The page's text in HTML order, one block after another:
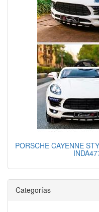
PORSCHE CAYENNE
Categorías